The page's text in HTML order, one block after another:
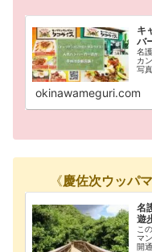
キ
バ
名
カ
写
okinawameguri.com
《慶佐次ウッパ
名
遊
こ
マ
開